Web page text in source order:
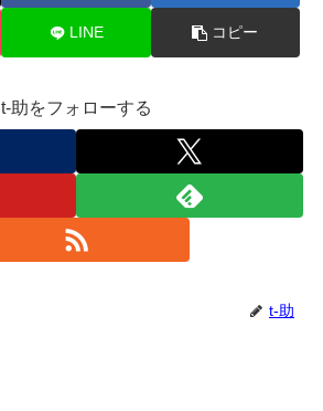
LINE コピー
t-助をフォローする
t-助